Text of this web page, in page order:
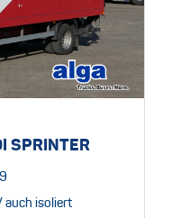
SPRINTER
auch isoliert